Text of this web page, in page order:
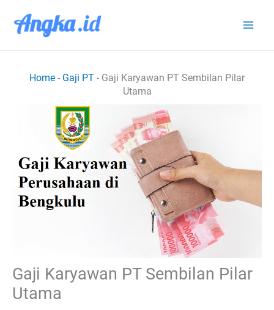
Home - Gaji PT - Gaji Karyawan PT Sembilan Pilar
Utama
Gaji Karyawan PT Sembilan Pilar
Utama